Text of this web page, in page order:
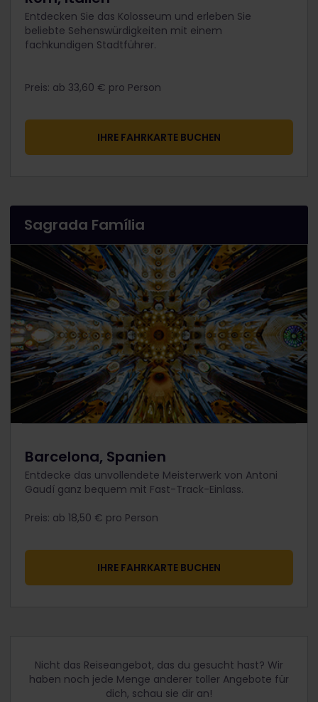
Entdecken Sie das Kolosseum und erleben Sie
beliebte Sehenswürdigkeiten mit einem
fachkundigen Stadtführer.
Preis: ab 33,60 €​ pro Person​
IHRE FAHRKARTE BUCHEN
Sagrada Família
Barcelona, Spanien
Entdecke das unvollendete Meisterwerk von Antoni
Gaudí ganz bequem mit Fast-Track-Einlass.
​Preis: ab 18,50 € pro Person​
IHRE FAHRKARTE BUCHEN
Nicht das Reiseangebot, das du gesucht hast? Wir
haben noch jede Menge anderer toller Angebote für
dich, schau sie dir an!